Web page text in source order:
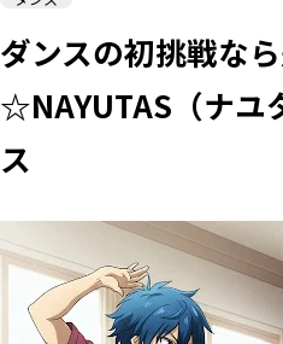
ダンスの初挑戦な
☆NAYUTAS（ナユ
ス